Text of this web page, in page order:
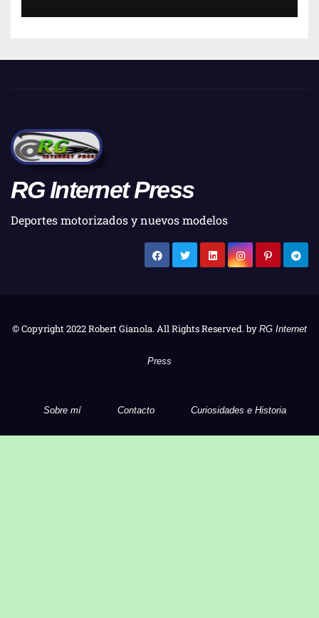
RG Internet Press
Deportes motorizados y nuevos modelos
© Copyright 2022 Robert Gianola. All Rights Reserved. by RG Internet
Press
Sobre mí Contacto Curiosidades e Historia